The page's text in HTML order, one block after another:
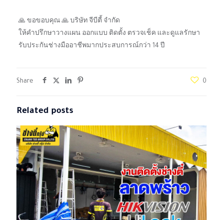
🙏 ขอขอบคุณ 🙏 บริษัท จีบีตี้ จำกัด
ให้คำปรึกษาวางแผน ออกแบบ ติดตั้ง ตรวจเช็ค และดูแลรักษา
รับประกันช่างมืออาชีพมากประสบการณ์กว่า 14 ปี
Share 0
Related posts